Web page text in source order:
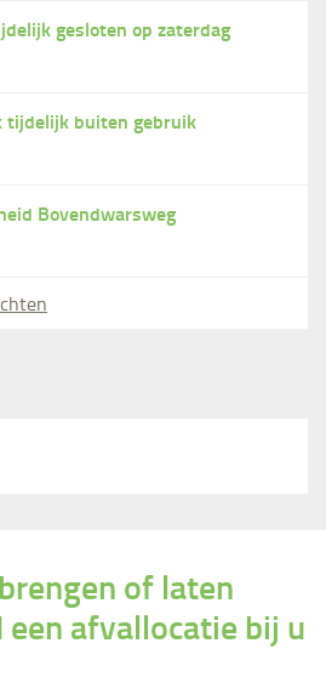
gesloten op zaterdag
tijdelijk buiten gebruik
Bovendwarsweg
of laten
een afvallocatie bij u